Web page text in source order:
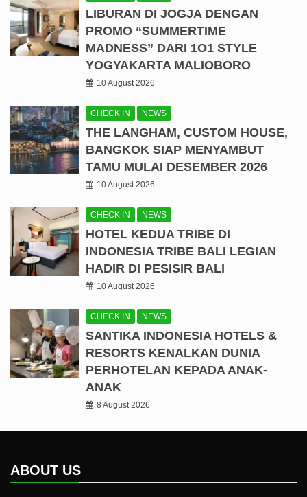
LIBURAN DI JOGJA DENGAN
PROMO “SUMMERTIME
MADNESS” DARI 1O1 STYLE
YOGYAKARTA MALIOBORO
10 August 2026
CHECK IN NEWS
THE LANGHAM, CUSTOM HOUSE,
BANGKOK SIAP MENYAMBUT
TAMU MULAI DESEMBER 2026
10 August 2026
CHECK IN NEWS
HOTEL KEDUA TRIBE DI
INDONESIA TRIBE BALI LEGIAN
HADIR DI PESISIR BALI
10 August 2026
CHECK IN NEWS
SANTIKA INDONESIA HOTELS &
RESORTS KENALKAN DUNIA
PERHOTELAN KEPADA ANAK-
ANAK
8 August 2026
ABOUT US